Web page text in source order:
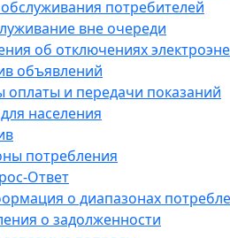
потребителей
вне очереди
об отключениях
объявлений
оплаты и передачи показаний
населения
потребления
Ответ
о диапазонах
о задолженности